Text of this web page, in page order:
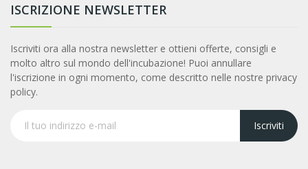
ISCRIZIONE NEWSLETTER
Iscriviti ora alla nostra newsletter e ottieni offerte, consigli e
molto altro sul mondo dell'incubazione! Puoi annullare
l'iscrizione in ogni momento, come descritto nelle nostre privacy
policy.
Iscriviti